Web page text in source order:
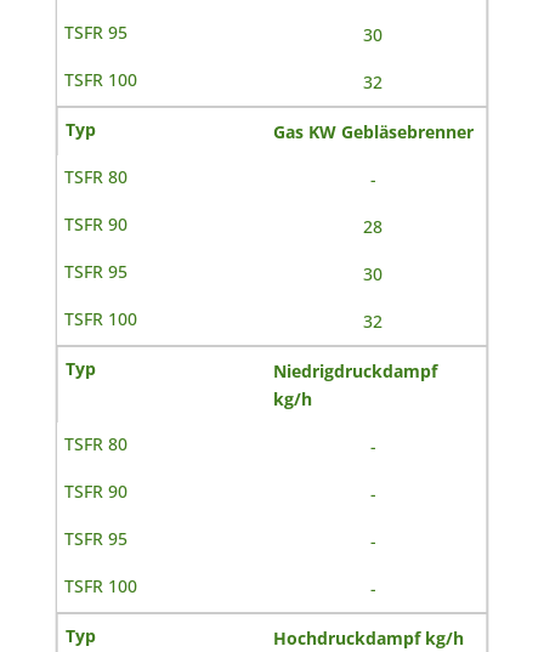
30
32
Gas KW Gebläsebrenner
-
28
30
32
Niedrigdruckdampf
kg/h
-
-
-
-
Hochdruckdampf kg/h